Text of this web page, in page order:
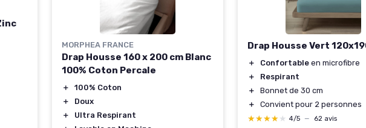
MORPHEA FRANCE
Drap Housse 160 x 200 cm Blanc
100% Coton Percale
＋
100% Coton
＋
Doux
＋
Ultra Respirant
Drap Housse Vert
＋ Confortable en microfibre
＋
Respirant
＋
Bonnet de 30 cm
＋
Convient pour 2 personnes
★★★★★
★★★★★ 4/5 — 62 avis